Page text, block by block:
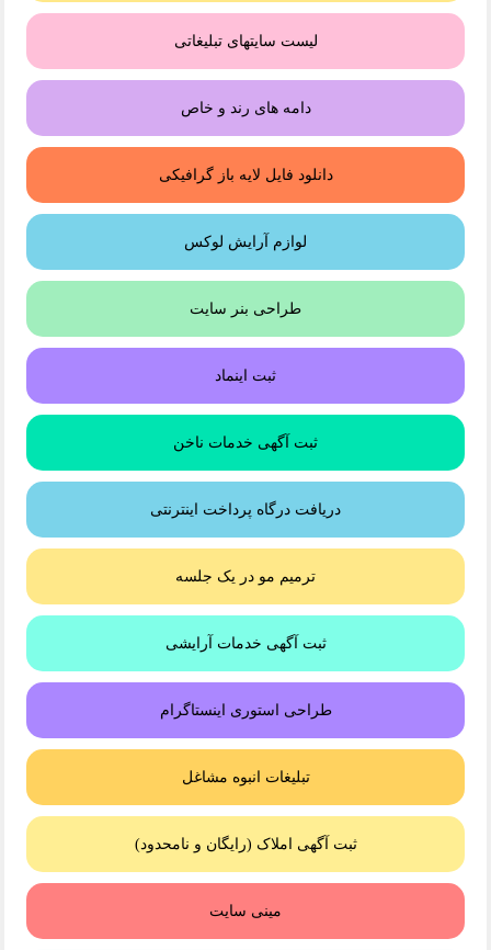
لیست سایتهای تبلیغاتی
دامه های رند و خاص
دانلود فایل لایه باز گرافیکی
لوازم آرایش لوکس
طراحی بنر سایت
ثبت اینماد
ثبت آگهی خدمات ناخن
دریافت درگاه پرداخت اینترنتی
ترمیم مو در یک جلسه
ثبت آگهی خدمات آرایشی
طراحی استوری اینستاگرام
تبلیغات انبوه مشاغل
ثبت آگهی املاک (رایگان و نامحدود)
مینی سایت